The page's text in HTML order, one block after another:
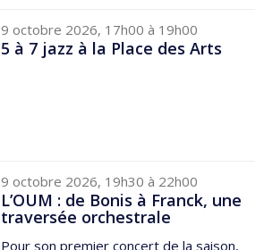
9 octobre 2026, 17h00 à 19h00
5 à 7 jazz à la Place des Arts
9 octobre 2026, 19h30 à 22h00
L’OUM : de Bonis à Franck, une
traversée orchestrale
Pour son premier concert de la saison,